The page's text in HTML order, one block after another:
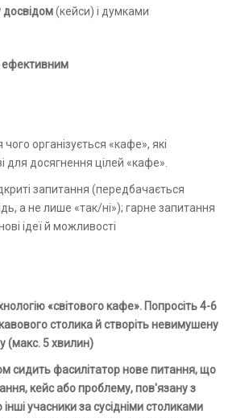
досвідом(кейси) і думками
ефективним
чого організується «кафе», які
для досягнення цілей «кафе».
запитання (передбачається
а не лише «так/ні»); гарне запитання
ідеї й можливості
«світового кафе». Попросіть 4-6
столикай створіть невимушену
(макс. 5 хвилин)
сидитьфасилітаторнове питання, що
кейс або проблему, пов'язану з
учасники за сусідніми столиками